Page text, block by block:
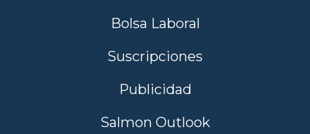
Bolsa Laboral
Suscripciones
Publicidad
Salmon Outlook